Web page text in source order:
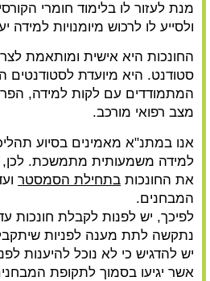
מנת לעזור לו בלימוד חומרי
ולסייע לו לרכוש מיומנויות למידה
החונכות היא אישית ומותאמת
סטודנט. היא מיועדת לסטודנטים
המתמודדים עם לקות למידה,
מצב רפואי מורכב.
אנו במתנ"א מאמינים בסיוע
למידה משמעותית מתמשכת.
את החונכות בתחילת הסמסטר
המבחנים.
לפיכך, יש לפנות לקבלת חונכות
נתקשה לתת מענה לפניות
יש להדגיש כי לא נוכל להיענות
אשר יגיעו בסמוך לתקופת